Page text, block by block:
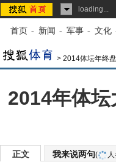
loading...
首页 - 新闻 - 军事 - 文化
> 2014体坛年终
2014年体
正文 我来说两句(